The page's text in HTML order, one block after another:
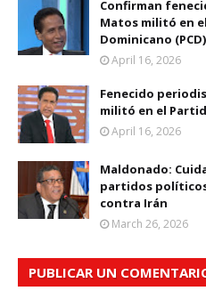
Confirman
Matos militó en
Dominicano (PCD)
April 16, 2026
Fenecido
militó en el
April 16, 2026
Maldonado:
partidos
contra Irán
March 26, 2026
PUBLICAR UN